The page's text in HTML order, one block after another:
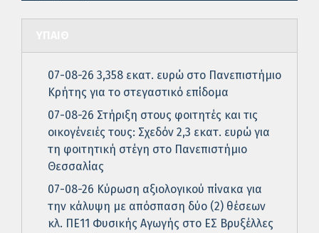
07-08-26 3,358 εκατ. ευρώ στο Πανεπιστήμιο
Κρήτης για το στεγαστικό επίδομα
07-08-26 Στήριξη στους φοιτητές και τις
οικογένειές τους: Σχεδόν 2,3 εκατ. ευρώ για
τη φοιτητική στέγη στο Πανεπιστήμιο
Θεσσαλίας
07-08-26 Κύρωση αξιολογικού πίνακα για
την κάλυψη με απόσπαση δύο (2) θέσεων
κλ. ΠΕ11 Φυσικής Αγωγής στο ΕΣ Βρυξέλλες